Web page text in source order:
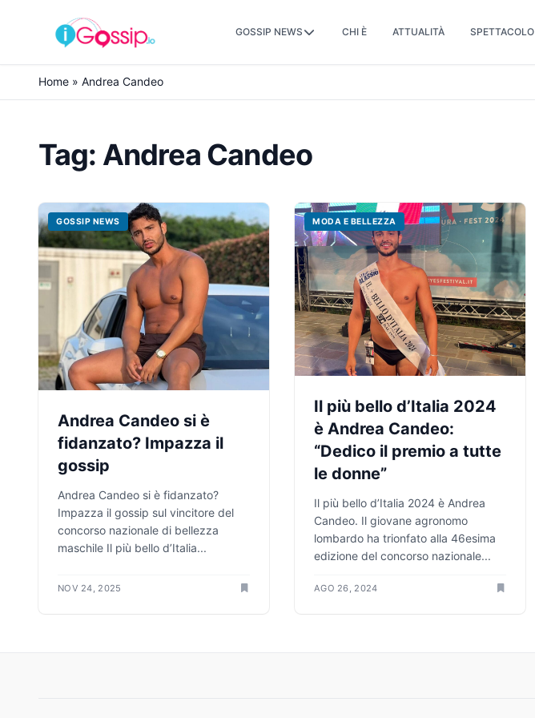
Skip to content
GOSSIP NEWS CHI È ATTUALITÀ SPETTACOLO
Home » Andrea Candeo
Tag: Andrea Candeo
GOSSIP NEWS
Andrea Candeo si è
fidanzato? Impazza il
gossip
Andrea Candeo si è fidanzato?
Impazza il gossip sul vincitore del
concorso nazionale di bellezza
maschile Il più bello d’Italia...
NOV 24, 2025
MODA E BELLEZZA
Il più bello d’Italia 2024
è Andrea Candeo:
“Dedico il premio a tutte
le donne”
Il più bello d’Italia 2024 è Andrea
Candeo. Il giovane agronomo
lombardo ha trionfato alla 46esima
edizione del concorso nazionale...
AGO 26, 2024